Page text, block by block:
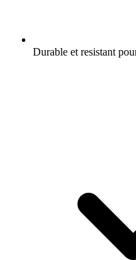
Durable et resistant